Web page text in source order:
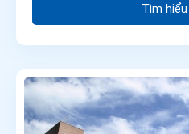
Tìm